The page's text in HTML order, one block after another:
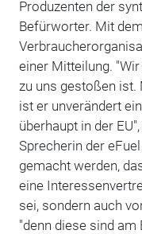
Produzenten der
Befürworter. Mit
einer Mitteilung.
zu uns gestoßen
ist er unverändert
überhaupt in der
Sprecherin der
gemacht werden,
eine
sei, sondern auch
"denn diese sind am